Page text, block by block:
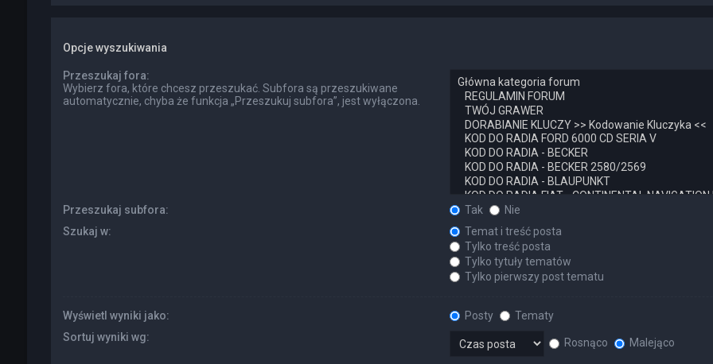
Opcje wyszukiwania
Przeszukaj fora:
Wybierz fora, które chcesz przeszukać. Subfora są przeszukiwane
automatycznie, chyba że funkcja „Przeszukuj subfora”, jest wyłączona.
Przeszukaj subfora: Tak
Nie
Szukaj w:
Temat i treść posta
Tylko treść posta
Tylko tytuły tematów
Tylko pierwszy post tematu
Wyświetl wyniki jako: Posty
Tematy
Sortuj wyniki wg:
Rosnąco Malejąco